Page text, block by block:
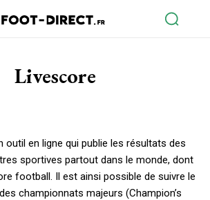
Livescore
outil en ligne qui publie les résultats des
sportives partout dans le monde, dont
football. Il est ainsi possible de suivre le
championnats majeurs (Champion’s